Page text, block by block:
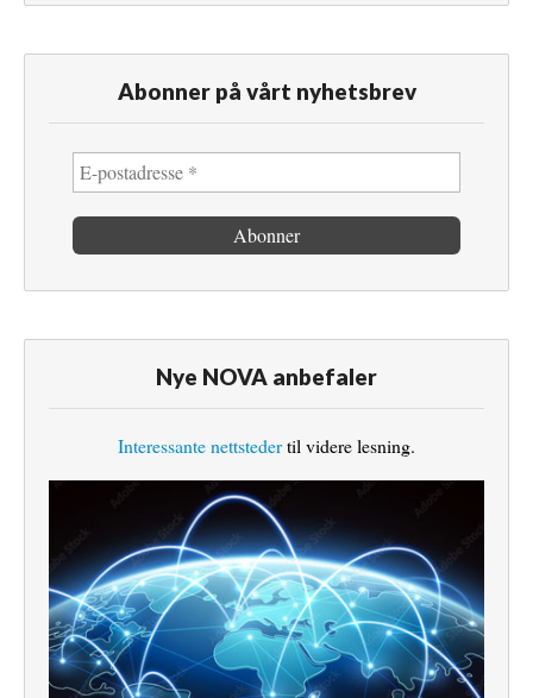
Abonner på vårt nyhetsbrev
Nye NOVA anbefaler
Interessante nettstedertil videre lesning.